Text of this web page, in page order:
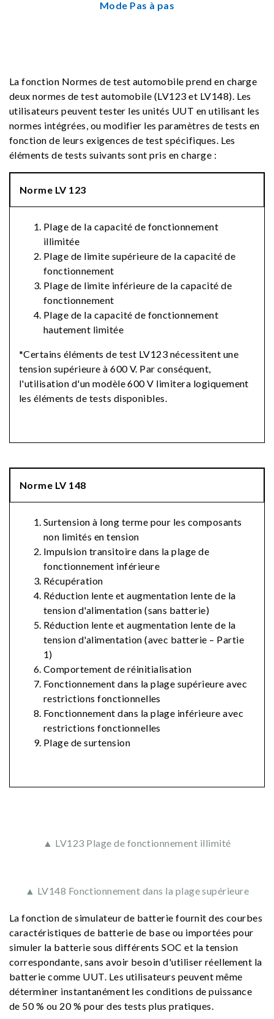
Mode Pas à pas
La fonction Normes de test automobile prend en charge
deux normes de test automobile (LV123 et LV148). Les
utilisateurs peuvent tester les unités UUT en utilisant les
normes intégrées, ou modifier les paramètres de tests en
fonction de leurs exigences de test spécifiques. Les
éléments de tests suivants sont pris en charge :
Norme LV 123
Plage de la capacité de fonctionnement
illimitée
Plage de limite supérieure de la capacité de
fonctionnement
Plage de limite inférieure de la capacité de
fonctionnement
Plage de la capacité de fonctionnement
hautement limitée
*Certains éléments de test LV123 nécessitent une
tension supérieure à 600 V. Par conséquent,
l'utilisation d'un modèle 600 V limitera logiquement
les éléments de tests disponibles.
Norme LV 148
Surtension à long terme pour les composants
non limités en tension
Impulsion transitoire dans la plage de
fonctionnement inférieure
Récupération
Réduction lente et augmentation lente de la
tension d'alimentation (sans batterie)
Réduction lente et augmentation lente de la
tension d'alimentation (avec batterie – Partie
1)
Comportement de réinitialisation
Fonctionnement dans la plage supérieure avec
restrictions fonctionnelles
Fonctionnement dans la plage inférieure avec
restrictions fonctionnelles
Plage de surtension
▲ LV123 Plage de fonctionnement illimité
▲ LV148 Fonctionnement dans la plage supérieure
La fonction de simulateur de batterie fournit des courbes
caractéristiques de batterie de base ou importées pour
simuler la batterie sous différents SOC et la tension
correspondante, sans avoir besoin d'utiliser réellement la
batterie comme UUT. Les utilisateurs peuvent même
déterminer instantanément les conditions de puissance
de 50 % ou 20 % pour des tests plus pratiques.